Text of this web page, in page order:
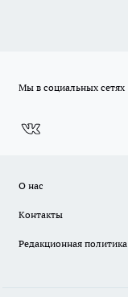
Мы в социальных сетях
О нас
Контакты
Редакционная политика